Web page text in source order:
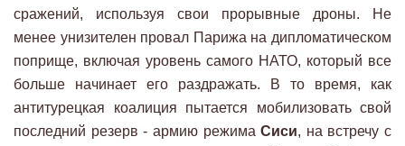
сражений, используя свои прорывные дроны. Не
менее унизителен провал Парижа на дипломатическом
поприще, включая уровень самого НАТО, который все
больше начинает его раздражать. В то время, как
антитурецкая коалиция пытается мобилизовать свой
последний резерв - армию режимаСиси, на встречу с